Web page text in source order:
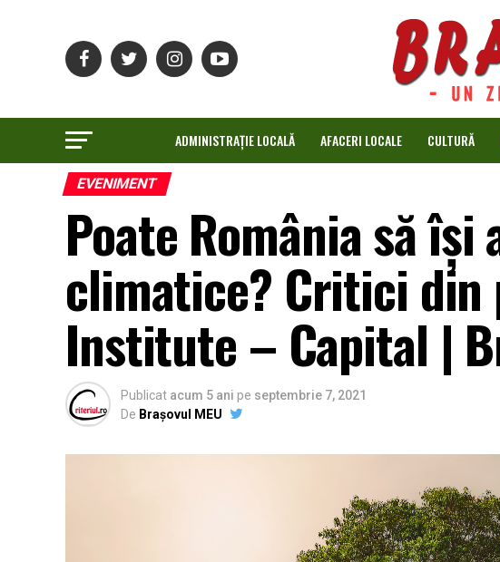
ADMINISTRAȚIE LOCALĂ AFACERI LOCALE CULTURĂ
EVENIMENT
Poate România să
climatice? Critici din
Institute – Capital |
Publicat acum 5 ani pe septembrie 7, 2021
De Brașovul MEU